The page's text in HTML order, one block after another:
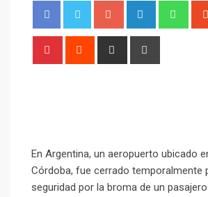
En Argentina, un aeropuerto ubicado
Córdoba, fue cerrado temporalmente
seguridad por la broma de un